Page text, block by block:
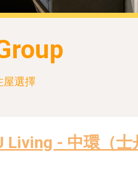
屋選擇
Living - 中環（士